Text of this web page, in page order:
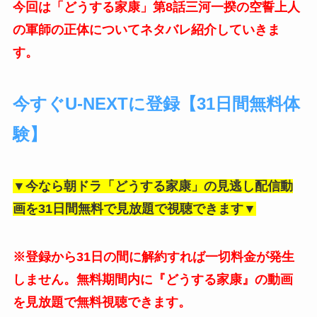
今回は「どうする家康」第8話三河一揆の空誓上人
の軍師の正体についてネタバレ紹介していきま
す。
今すぐU-NEXTに登録【31日間無料体
験】
▼今なら朝ドラ「どうする家康」の見逃し配信動
画を31日間無料で見放題で視聴できます▼
※登録から31日の間に解約すれば一切料金が発生
しません。無料期間内に『どうする家康』の動画
を見放題で無料視聴できます。